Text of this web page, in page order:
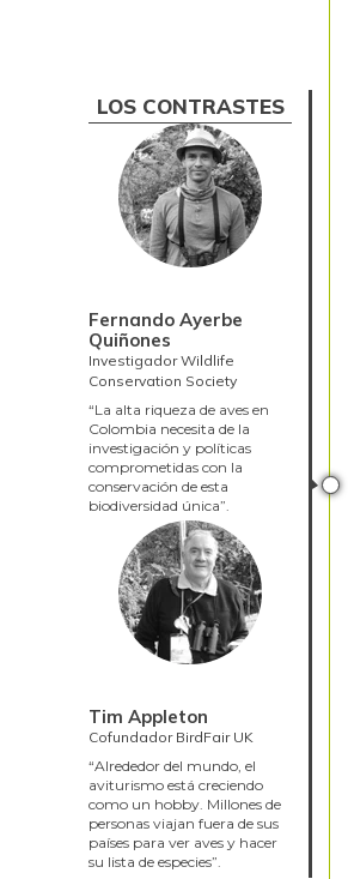
LOS CONTRASTES
Fernando Ayerbe
Quiñones
Investigador Wildlife
Conservation Society
“La alta riqueza de aves en
Colombia necesita de la
investigación y políticas
comprometidas con la
conservación de esta
biodiversidad única”.
Tim Appleton
Cofundador BirdFair UK
“Alrededor del mundo, el
aviturismo está creciendo
como un hobby. Millones de
personas viajan fuera de sus
países para ver aves y hacer
su lista de especies”.